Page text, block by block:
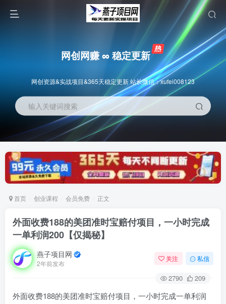
网创网赚 ∞ 稳定更新
网创资源&实战项目&365天稳定更新 站长微信：xufei008123
输入关键词搜索
首页 创业课程 会员免费 正文
外面收费188的美团准时宝赔付项目，一小时完成
一单利润200【仅揭秘】
燕子项目网
2年前发布
关注 私信
2790 209
外面收费188的美团准时宝赔付项目，一小时完成一单利润